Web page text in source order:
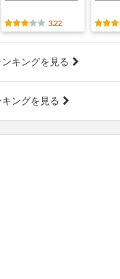
3.22
キングを見る
ングを見る